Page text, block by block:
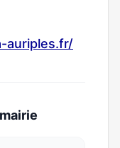
auriples.fr/